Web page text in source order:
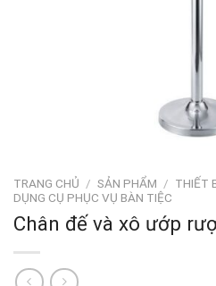
TRANG CHỦ / SẢN PHẨM / THIẾT
DỤNG CỤ PHỤC VỤ BÀN TIỆC
Chân đế và xô ướp